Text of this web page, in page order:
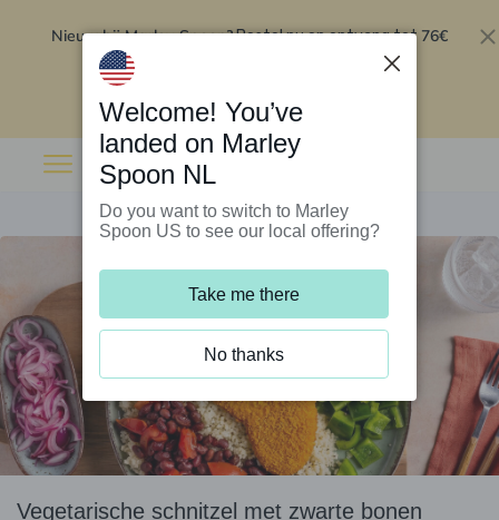
Nieuw bij Marley Spoon?Bestel nu en ontvang tot 76€
Vegetarische schnitzel met zwarte bonen
Welcome! You’ve
landed on Marley
Spoon NL
Do you want to switch to Marley
Spoon US to see our local offering?
Take me there
No thanks